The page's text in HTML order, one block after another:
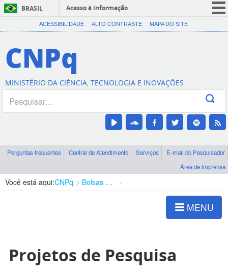
BRASIL
Acesso à informação
CORONAVÍRUS (COVID-19)
Canais
ACESSIBILIDADE ALTO CONTRASTE MAPA DO SITE
CNPq
MINISTÉRIO DA CIÊNCIA, TECNOLOGIA E INOVAÇÕES
Perguntas frequentes Central de Atendimento Serviços
E-mail do Pesquisador
Área de imprensa
Você está aqui:CNPq Bolsas e Auxílios Vigentes
MENU
Projetos de Pesquisa